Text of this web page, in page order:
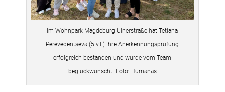
Im Wohnpark Magdeburg Ulnerstraße hat Tetiana
Perevedentseva (5.v.l.) ihre Anerkennungsprüfung
erfolgreich bestanden und wurde vom Team
beglückwünscht. Foto: Humanas